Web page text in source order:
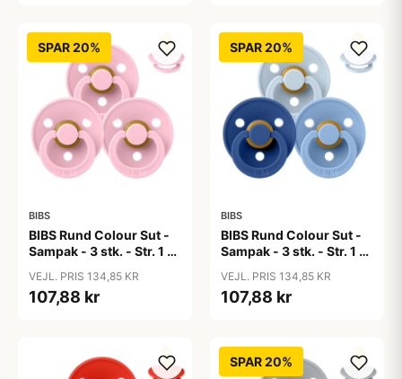
SPAR 20%
BIBS
BIBS Rund Colour Sut -
Sampak - 3 stk. - Str. 1 -
VEJL. PRIS 134,85 KR
107,88 kr
SPAR 20%
BIBS
BIBS Rund Colour Sut -
Sampak - 3 stk. - Str. 1 -
VEJL. PRIS 134,85 KR
107,88 kr
SPAR 20%